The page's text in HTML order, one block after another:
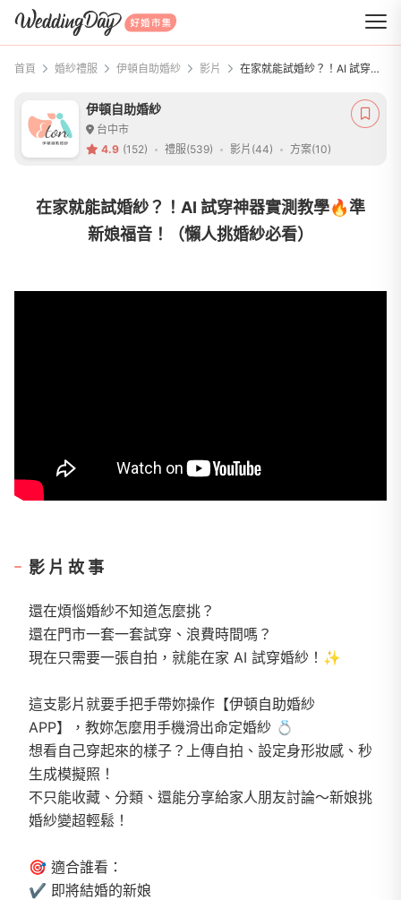
WeddingDay 好婚市集
首頁 婚紗禮服 伊頓自助婚紗 影片 在家就能試婚紗？！AI 試穿神器實測教學🔥準新娘福音！（懶人挑婚紗必看）
伊頓自助婚紗
台中市
4.9 (152) 禮服(539) 影片(44) 方案(10)
在家就能試婚紗？！AI 試穿神器實測教學🔥準
新娘福音！（懶人挑婚紗必看）
影片故事
還在煩惱婚紗不知道怎麼挑？
還在門市一套一套試穿、浪費時間嗎？
現在只需要一張自拍，就能在家 AI 試穿婚紗！✨
這支影片就要手把手帶妳操作【伊頓自助婚紗
APP】，教妳怎麼用手機滑出命定婚紗 💍
想看自己穿起來的樣子？上傳自拍、設定身形妝感、秒
生成模擬照！
不只能收藏、分類、還能分享給家人朋友討論～新娘挑
婚紗變超輕鬆！
🎯 適合誰看：
✔️ 即將結婚的新娘